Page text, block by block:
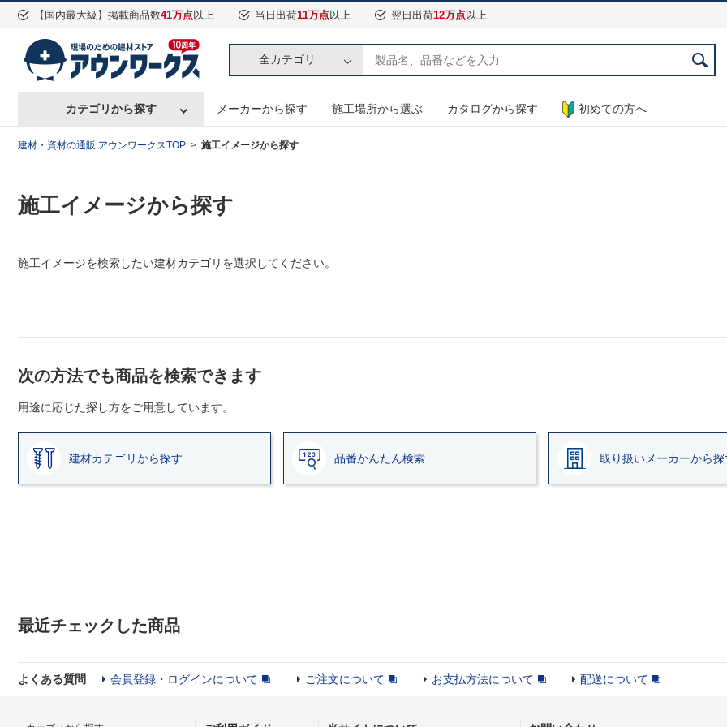
【国内最大級】掲載商品数41万点以上 当日出荷11万点以上 翌日出荷12万点以上
全カテゴリ
カテゴリから探す メーカーから探す 施工場所から選ぶ カタログから探す 初めての方へ
建材・資材の通販 アウンワークスTOP 施工イメージから探す
施工イメージから探す
施工イメージを検索したい建材カテゴリを選択してください。
次の方法でも商品を検索できます
用途に応じた探し方をご用意しています。
建材カテゴリから探す 品番かんたん検索 取り扱いメーカーから探
最近チェックした商品
よくある質問 会員登録・ログインについて ご注文について お支払方法について 配送について